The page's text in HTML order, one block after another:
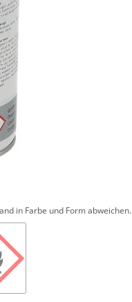
in Farbe und Form abweichen.